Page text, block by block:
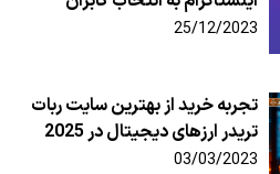
25/12/2023
تجربه خرید از بهترین سایت ربات
تریدر ارزهای دیجیتال در 2025
03/03/2023